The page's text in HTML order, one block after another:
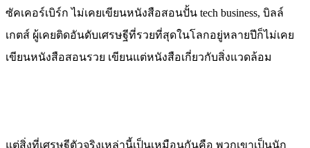
ซัคเคอร์เบิร์ก ไม่เคยเขียนหนังสือสอนปั้น tech business, บิลล์
เกตส์ ผู้เคยติดอันดับเศรษฐีที่รวยที่สุดในโลกอยู่หลายปีก็ไม่เคย
เขียนหนังสือสอนรวย เขียนแต่หนังสือเกี่ยวกับสิ่งแวดล้อม
แต่สิ่งที่เศรษฐีตัวจริงเหล่านี้เป็นเหมือนกันคือ พวกเขาเป็นนัก